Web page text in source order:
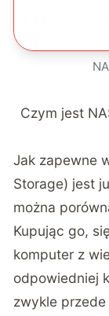
Czym jest
Jak zapewne
Storage) jest
można
Kupując go,
komputer z
odpowiedniej
zwykle